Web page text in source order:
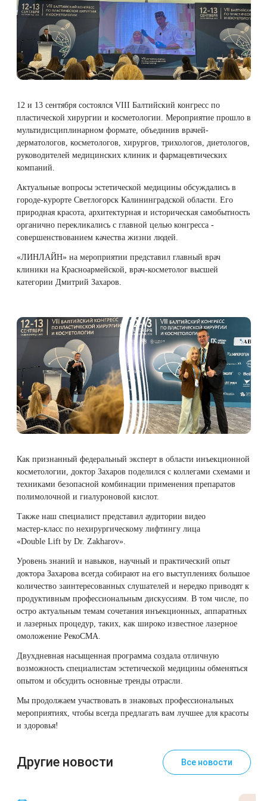
12 и 13 сентября состоялся VIII Балтийский конгресс по
пластической хирургии и косметологии. Мероприятие прошло в
мультидисциплинарном формате, объединив врачей-
дерматологов, косметологов, хирургов, трихологов, диетологов,
руководителей медицинских клиник и фармацевтических
компаний.
Актуальные вопросы эстетической медицины обсуждались в
городе‑курорте Светлогорск Калининградской области. Его
природная красота, архитектурная и историческая самобытность
органично перекликались с главной целью конгресса -
совершенствованием качества жизни людей.
«ЛИНЛАЙН» на мероприятии представил главный врач
клиники на Красноармейской, врач-косметолог высшей
категории Дмитрий Захаров
Как признанный федеральный эксперт в области инъекционной
косметологии, доктор Захаров поделился с коллегами схемами и
техниками безопасной комбинации применения препаратов
полимолочной и гиалуроновой кислот.
Также наш специалист представил аудитории видео
мастер‑класс по нехирургическому лифтингу лица
«Double Lift by Dr. Zakharov».
Уровень знаний и навыков, научный и практический опыт
доктора Захарова всегда собирают на его выступлениях большое
количество заинтересованных слушателей и нередко приводят к
продуктивным профессиональным дискуссиям. В том числе, по
остро актуальным темам сочетания инъекционных, аппаратных
и лазерныхпроцедур, таких, как широко известное лазерное
омоложение РекоСМА.
Двухдневная насыщенная программа создала отличную
возможность специалистам эстетической медицины обменяться
опытом и обсудить основные тренды отрасли.
Мы продолжаем участвовать в знаковых профессиональных
мероприятиях, чтобы всегда предлагать вам лучшее для красоты
и здоровья!
Другие новости Все новости
Удаление растяжек
Лазерная наноперфорация
Лазерная эпиляция
Лазерная QOOL-эпиляция
Эпиляция диодным лазером
Лазерное омоложение рук
Удаление татуировок
Удаление татуажа (перманентного макияжа)
Лазерное удаление невуса
Лечение гиперпигментации
Удаление веснушек
Удаление сосудистых звездочек
Удаление винного пятна
Лазерный пилинг
Удаление рубцов
Удаление новообразований
Лазерное лечение постакне
Омоложение QOOLGLOW
QOOL- омоложение
Лазерное лечение ринофимы
Плазмотерапия
Нитевой лифтинг
Озонотерапия
Контурная пластика лица
Дермотония на аппарате SKINTONIC
(Скинтоник)
Микротоки и миостимуляция
УВТ терапия на аппарате EWATage
Ультразвуковая чистка лица
RSL-скульптурирование
Вакуумно-роликовый массаж на аппарате
Beautyliner (Бьютилайнер)
Вакуумно-роликовый массаж на аппарате
Therapy Pulse
ДНК-тестирование
Интегративная косметология
Процедуры для детей
Маникюр и педикюр
Косметология для подростков
Косметология для мужчин
Купить космецевтику VIF
Избавиться от растяжек на животе
Освежить кожу
Омолодить кожу рук
Изменить овал лица
Избавиться от птоза на лице
Избавиться от морщин
Убрать морщины на шее
Увеличить губы
Удалить морщины вокруг глаз
Удалить перманентный макияж
Удалить рубцы
Поднять брови
Молодую и увлажнённую кожу вокруг глаз
Избавиться от комедонов на лице
Остановить выпадение волос
Восстановление здоровья волос
Сделать педикюр
Купить сертификат
Купить абонемент
Конгресс ECALM